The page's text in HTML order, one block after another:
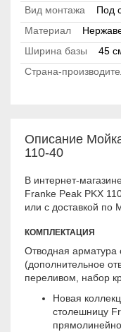
Вид монтажа
Под
Материал
Ширина базы
45
Страна-
Описание
110-40
В интернет-
Franke Peak PKX
или с доставкой по
КОМПЛЕКТАЦИЯ
Отводная
(дополнительное
переливом, набор
Новая
столешницу